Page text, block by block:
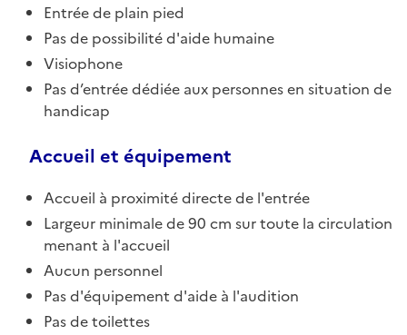
Entrée de plain pied
Pas de possibilité d'aide humaine
Visiophone
Pas d’entrée dédiée aux personnes en situation de
handicap
Accueil et équipement
Accueil à proximité directe de l'entrée
Largeur minimale de 90 cm sur toute la circulation
menant à l'accueil
Aucun personnel
Pas d'équipement d'aide à l'audition
Pas de toilettes